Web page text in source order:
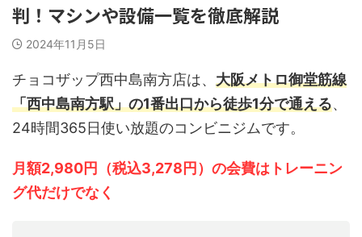
判！マシンや設備一覧を徹底解説
2024年11月5日
チョコザップ西中島南方店は、 大阪メトロ御堂筋線
「西中島南方駅」の1番出口から徒歩1分で通える、
24時間365日使い放題のコンビニジムです。
月額2,980円（税込3,278円）の会費はトレーニン
グ代だけでなく